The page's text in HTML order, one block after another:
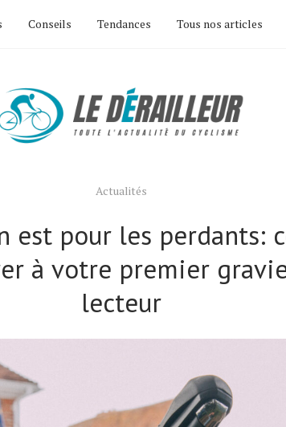
Conseils Tendances Tous nos articles
Actualités
est pour les perdants:
à votre premier
lecteur